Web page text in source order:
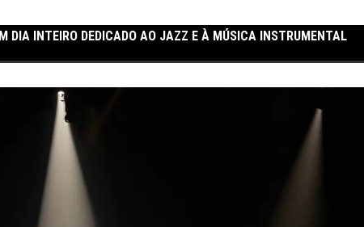
DIA INTEIRO DEDICADO AO JAZZ E À MÚSICA INSTRUMENTAL